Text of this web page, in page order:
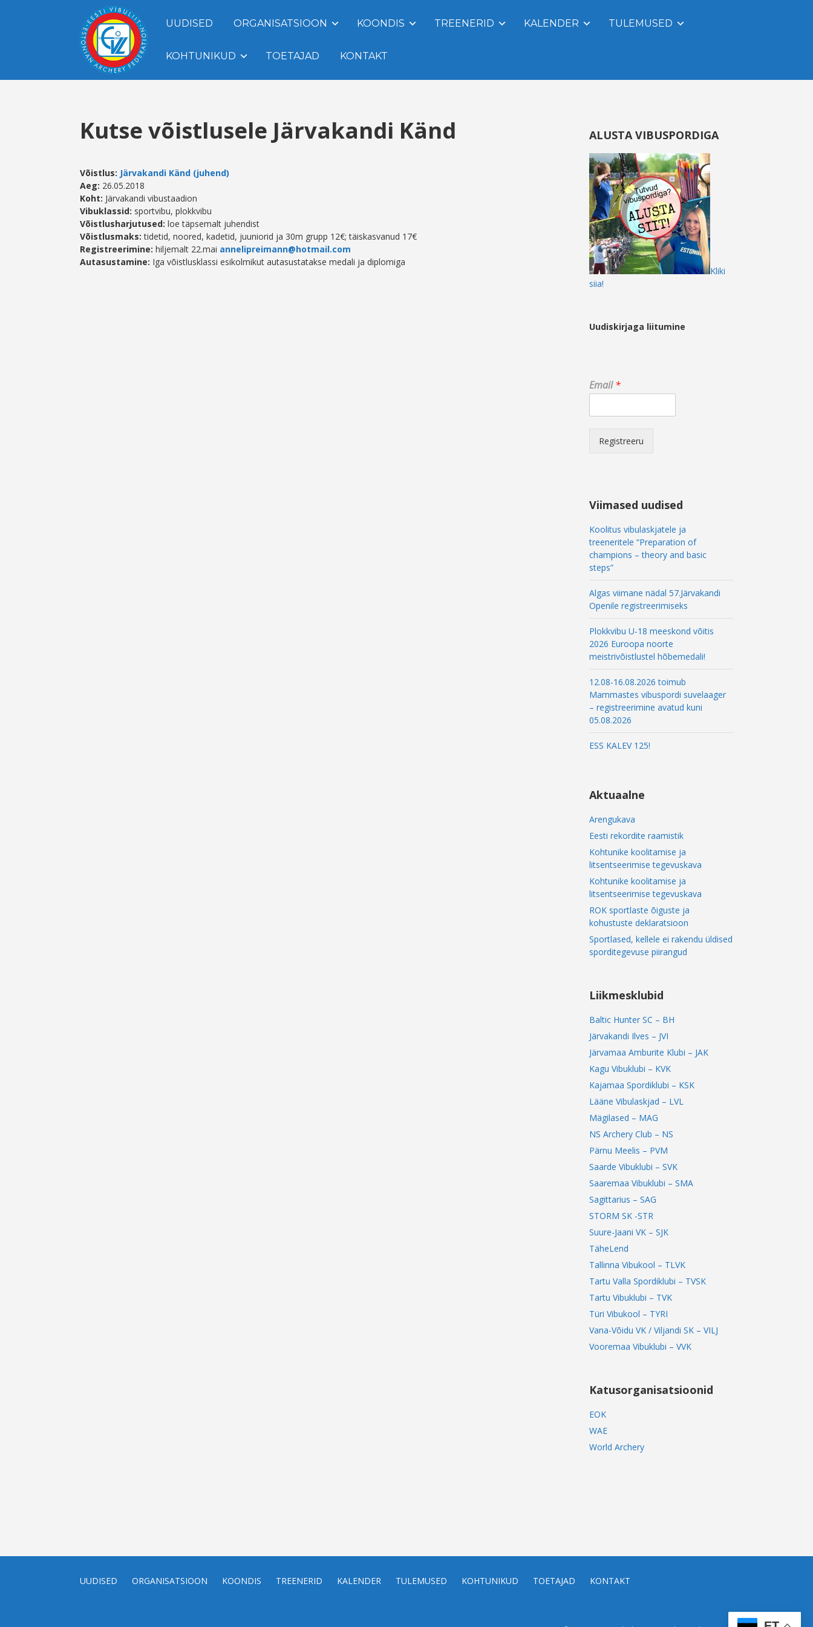
UUDISED ORGANISATSIOON KOONDIS TREENERID KALENDER TULEMUSED
KOHTUNIKUD TOETAJAD KONTAKT
Kutse võistlusele Järvakandi Känd
Võistlus: Järvakandi Känd (juhend)
Aeg: 26.05.2018
Koht: Järvakandi vibustaadion
Vibuklassid: sportvibu, plokkvibu
Võistlusharjutused: loe täpsemalt juhendist
Võistlusmaks: tidetid, noored, kadetid, juuniorid ja 30m grupp 12€; täiskasvanud 17€
Registreerimine: hiljemalt 22.mai annelipreimann@hotmail.com
Autasustamine: Iga võistlusklassi esikolmikut autasustatakse medali ja diplomiga
ALUSTA VIBUSPORDIGA
Kliki
siia!
Uudiskirjaga liitumine
E
m
i
E
m
a
i
l
Email*
Registreeru
Viimased uudised
Koolitus vibulaskjatele ja
treeneritele “Preparation of
champions – theory and basic
steps”
Algas viimane nädal 57.Järvakandi
Openile registreerimiseks
Plokkvibu U-18 meeskond võitis
2026 Euroopa noorte
meistrivõistlustel hõbemedali!
12.08-16.08.2026 toimub
Mammastes vibuspordi suvelaager
– registreerimine avatud kuni
05.08.2026
ESS KALEV 125!
Aktuaalne
Arengukava
Eesti rekordite raamistik
Kohtunike koolitamise ja
litsentseerimise tegevuskava
Kohtunike koolitamise ja
litsentseerimise tegevuskava
ROK sportlaste õiguste ja
kohustuste deklaratsioon
Sportlased, kellele ei rakendu üldised
sporditegevuse piirangud
Liikmesklubid
Baltic Hunter SC – BH
Järvakandi Ilves – JVI
Järvamaa Amburite Klubi – JAK
Kagu Vibuklubi – KVK
Kajamaa Spordiklubi – KSK
Lääne Vibulaskjad – LVL
Mägilased – MAG
NS Archery Club – NS
Pärnu Meelis – PVM
Saarde Vibuklubi – SVK
Saaremaa Vibuklubi – SMA
Sagittarius – SAG
STORM SK -STR
Suure-Jaani VK – SJK
TäheLend
Tallinna Vibukool – TLVK
Tartu Valla Spordiklubi – TVSK
Tartu Vibuklubi – TVK
Türi Vibukool – TYRI
Vana-Võidu VK / Viljandi SK – VILJ
Vooremaa Vibuklubi – VVK
Katusorganisatsioonid
EOK
WAE
World Archery
UUDISED ORGANISATSIOON KOONDIS TREENERID KALENDER TULEMUSED KOHTUNIKUD TOETAJAD KONTAKT